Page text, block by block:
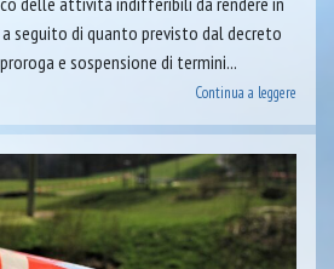
a seguito di quanto previsto dal decreto
e sospensione di termini...
Continua a leggere